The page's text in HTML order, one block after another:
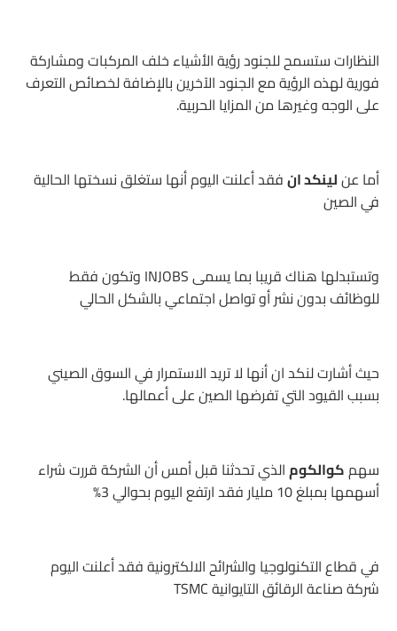
النظارات ستسمح للجنود رؤية الأشياء خلف المركبات ومشاركة
فورية لهذه الرؤية مع الجنود الآخرين بالإضافة لخصائص التعرف
على الوجه وغيرها من المزايا الحربية.
أما عنلينكد انفقد أعلنت اليوم أنها ستغلق نسختها الحالية
في الصين
وتستبدلها هناك قريبا بما يسمى INJOBS وتكون فقط
للوظائف بدون نشر أو تواصل اجتماعي بالشكل الحالي
حيث أشارت لنكد ان أنها لا تريد الاستمرار في السوق الصيني
بسبب القيود التي تفرضها الصين على أعمالها.
سهمكوالكومالذي تحدثنا قبل أمس أن الشركة قررت شراء
أسهمها بمبلغ 10 مليار فقد ارتفع اليوم بحوالي 3%
في قطاع التكنولوجيا والشرائح الالكترونية فقد أعلنت اليوم
شركة صناعة الرقائق التايوانية TSMC